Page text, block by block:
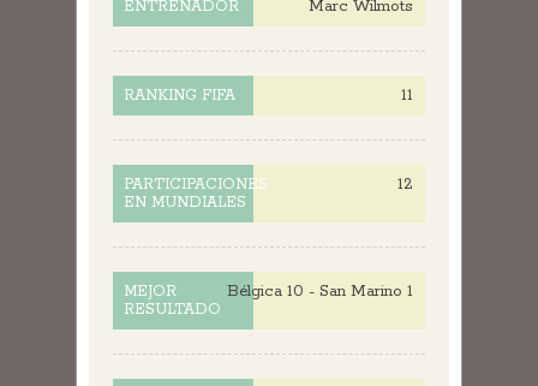
ENTRENADOR Marc Wilmots
RANKING FIFA 11
PARTICIPACIONES
EN MUNDIALES
12
MEJOR
RESULTADO
Bélgica 10 - San Marino 1